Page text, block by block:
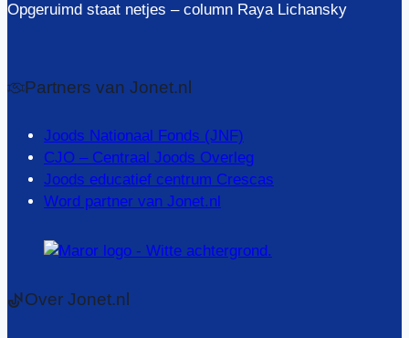
Opgeruimd staat netjes – column Raya Lichansky
Partners van Jonet.nl
Joods Nationaal Fonds (JNF)
CJO – Centraal Joods Overleg
Joods educatief centrum Crescas
Word partner van Jonet.nl
Over Jonet.nl